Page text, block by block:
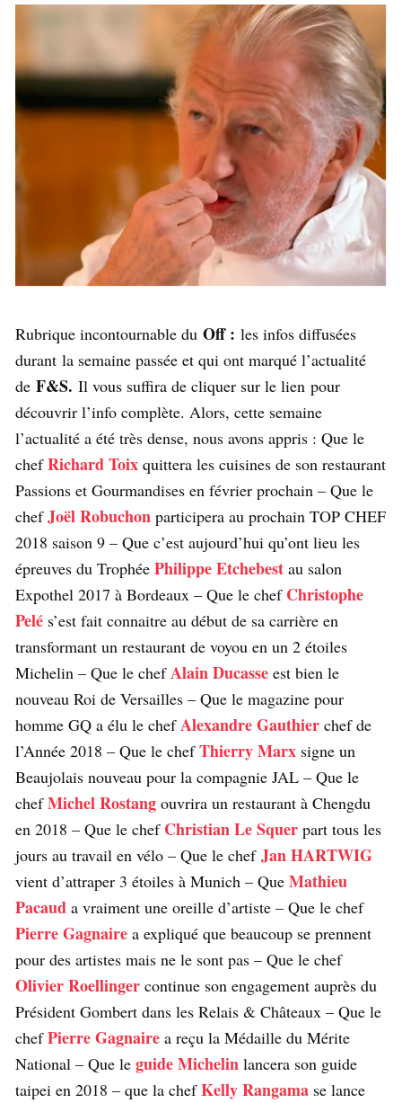
Rubrique incontournable du Off : les infos diffusées
durant la semaine passée et qui ont marqué l’actualité
de F&S. Il vous suffira de cliquer sur le lien pour
découvrir l’info complète. Alors, cette semaine
l’actualité a été très dense, nous avons appris : Que le
chefRichard Toix quittera les cuisines de son restaurant
Passions et Gourmandises en février prochain – Que le
chefJoël Robuchon participera au prochain TOP CHEF
2018 saison 9 – Que c’est aujourd’hui qu’ont lieu les
épreuves du Trophée Philippe Etchebest au salon
Expothel 2017 à Bordeaux – Que le chef Christophe
Pelé s’est fait connaitre au début de sa carrière en
transformant un restaurant de voyou en un 2 étoiles
Michelin – Que le chefAlain Ducasse est bien le
nouveau Roi de Versailles – Que le magazine pour
homme GQ a élu le chefAlexandre Gauthier chef de
l’Année 2018 – Que le chefThierry Marx signe un
Beaujolais nouveau pour la compagnie JAL – Que le
chefMichel Rostang ouvrira un restaurant à Chengdu
en 2018 – Que le chef Christian Le Squer part tous les
jours au travail en vélo – Que le chef Jan HARTWIG
vient d’attraper 3 étoiles à Munich – Que Mathieu
Pacaud a vraiment une oreille d’artiste – Que le chef
Pierre Gagnaire a expliqué que beaucoup se prennent
pour des artistes mais ne le sont pas – Que le chef
Olivier Roellinger continue son engagement auprès du
Président Gombert dans les Relais & Châteaux – Que le
chefPierre Gagnaire a reçu la Médaille du Mérite
National – Que le guide Michelin lancera son guide
taipei en 2018 – que la chefKelly Rangama se lance